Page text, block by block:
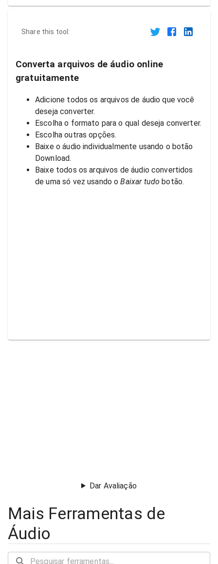
Share this tool:
Converta arquivos de áudio online
gratuitamente
Adicione todos os arquivos de áudio que você
deseja converter.
Escolha o formato para o qual deseja converter.
Escolha outras opções.
Baixe o áudio individualmente usando o botão
Download.
Baixe todos os arquivos de áudio convertidos
de uma só vez usando o Baixar tudo botão.
Dar Avaliação
Mais Ferramentas de
Áudio